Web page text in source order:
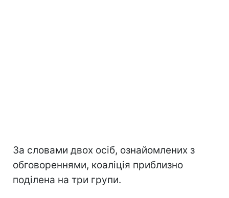
За словами двох осіб, ознайомлених з
обговореннями, коаліція приблизно
поділена на три групи.